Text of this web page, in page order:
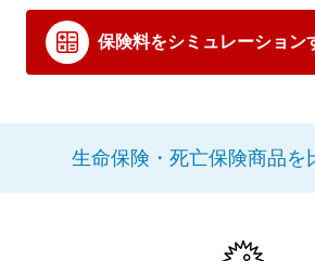
保険料をシミュレーション
生命保険・死亡保険商品を